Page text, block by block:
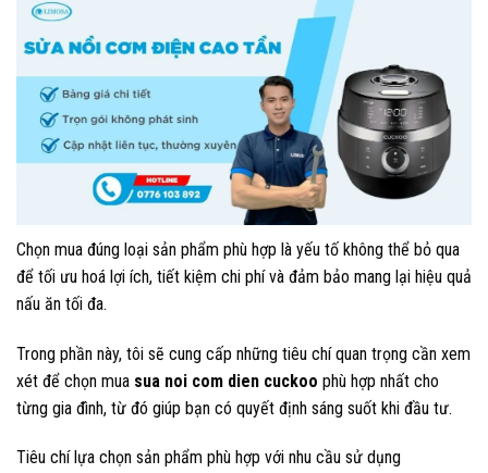
Chọn mua đúng loại sản phẩm phù hợp là yếu tố không thể bỏ qua
để tối ưu hoá lợi ích, tiết kiệm chi phí và đảm bảo mang lại hiệu quả
nấu ăn tối đa.
Trong phần này, tôi sẽ cung cấp những tiêu chí quan trọng cần xem
xét để chọn mua sua noi com dien cuckoo phù hợp nhất cho
từng gia đình, từ đó giúp bạn có quyết định sáng suốt khi đầu tư.
Tiêu chí lựa chọn sản phẩm phù hợp với nhu cầu sử dụng